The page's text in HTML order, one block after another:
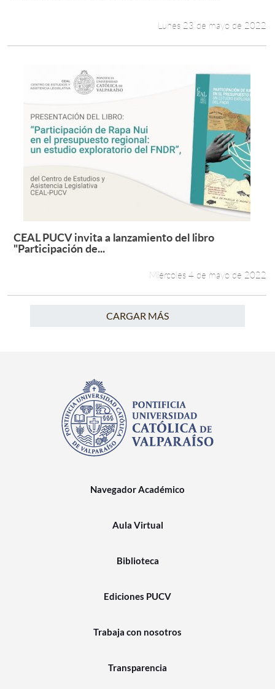
Lunes 23 de mayo de 2022
Leer más +
CEAL PUCV invita a lanzamiento del libro
"Participación de...
Miércoles 4 de mayo de 2022
CARGAR MÁS
Navegador Académico
Aula Virtual
Biblioteca
Ediciones PUCV
Trabaja con nosotros
Transparencia